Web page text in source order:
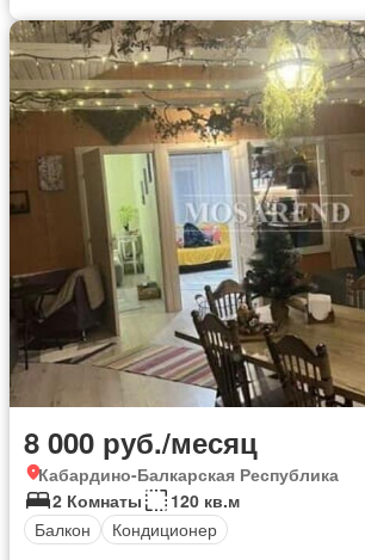
8 000 руб./месяц
Кабардино-Балкарская Республика
2 Комнаты
120 кв.м
Балкон
Кондиционер